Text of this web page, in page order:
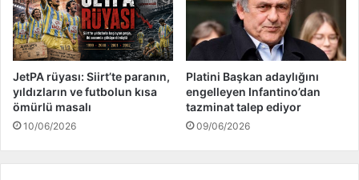
.
JetPA rüyası: Siirt’te paranın,
yıldızların ve futbolun kısa
ömürlü masalı
10/06/2026
Platini Başkan adaylığını
engelleyen Infantino’dan
tazminat talep ediyor
09/06/2026